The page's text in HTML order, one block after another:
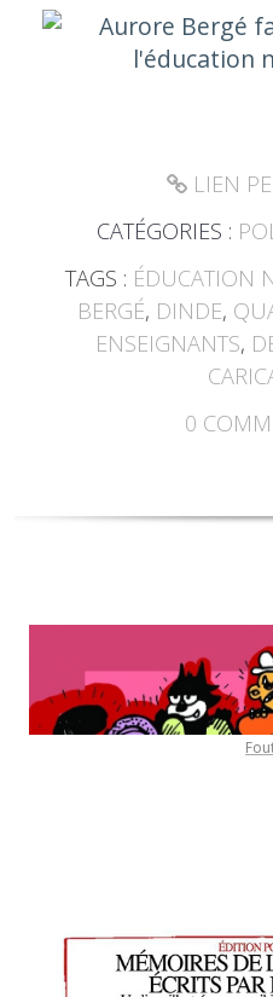
LIEN
CATÉGORIES :
TAGS : ÉDUCATION
BERGÉ, DINDE,
ENSEIGNANTS,
0